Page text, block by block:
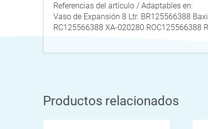
Referencias del artículo / Adaptables en:
Vaso de Expansión 8 Ltr. BR125566388
RC125566388 XA-020280 ROC125566388
Productos relacionados